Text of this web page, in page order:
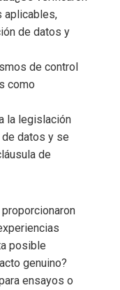
aplicables,
de datos y
de control
como
la legislación
datos y se
de
proporcionaron
posible
genuino?
ensayos o